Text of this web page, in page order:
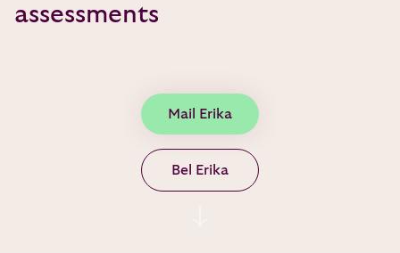
assessments
Mail Erika
Bel Erika